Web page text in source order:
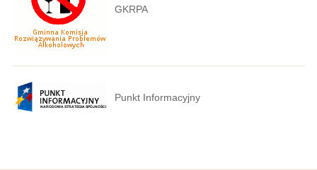
GKRPA
Punkt Informacyjny